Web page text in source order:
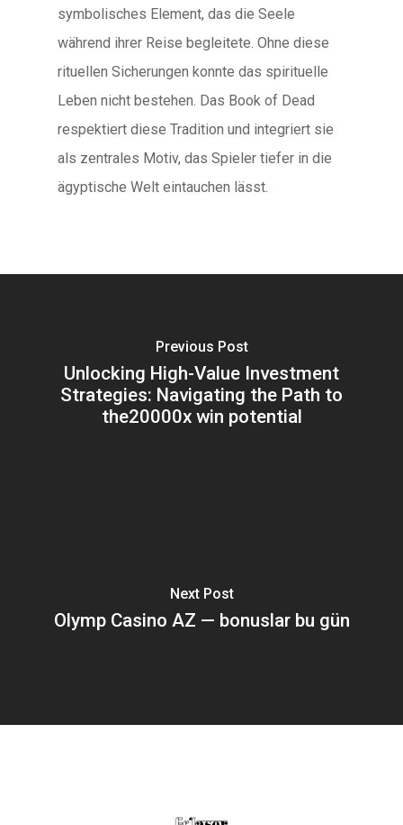
symbolisches Element, das die Seele
während ihrer Reise begleitete. Ohne diese
rituellen Sicherungen konnte das spirituelle
Leben nicht bestehen. Das Book of Dead
respektiert diese Tradition und integriert sie
als zentrales Motiv, das Spieler tiefer in die
ägyptische Welt eintauchen lässt.
Previous Post
Unlocking High-Value Investment
Strategies: Navigating the Path to
the20000x win potential
Next Post
Olymp Casino AZ — bonuslar bu gün